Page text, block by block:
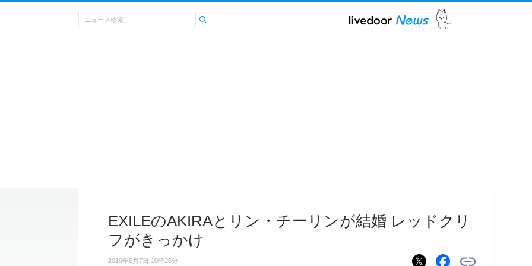
EXILEのAKIRAとリン・チーリンが結婚 レッドクリ
フがきっかけ
2019年6月7日 10時26分